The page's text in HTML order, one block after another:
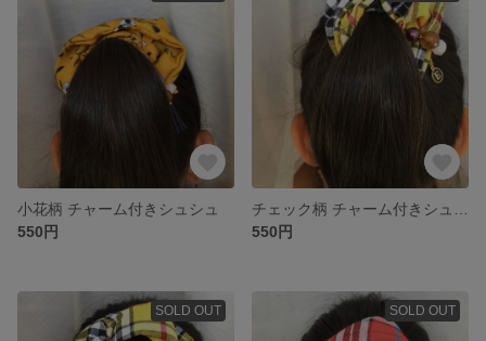
小花柄 チャーム付きシュシュ
550円
550円
SOLD OUT SOLD OUT